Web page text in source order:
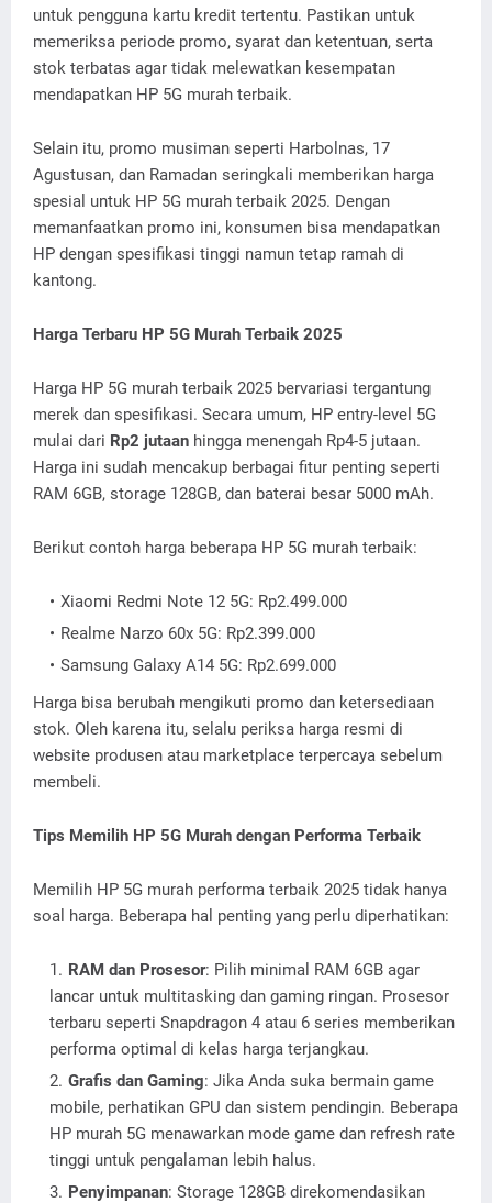
untuk pengguna kartu kredit tertentu. Pastikan untuk
memeriksa periode promo, syarat dan ketentuan, serta
stok terbatas agar tidak melewatkan kesempatan
mendapatkan HP 5G murah terbaik.
Selain itu, promo musiman seperti Harbolnas, 17
Agustusan, dan Ramadan seringkali memberikan harga
spesial untuk HP 5G murah terbaik 2025. Dengan
memanfaatkan promo ini, konsumen bisa mendapatkan
HP dengan spesifikasi tinggi namun tetap ramah di
kantong.
Harga Terbaru HP 5G Murah Terbaik 2025
Harga HP 5G murah terbaik 2025 bervariasi tergantung
merek dan spesifikasi. Secara umum, HP entry-level 5G
mulai dari Rp2 jutaan hingga menengah Rp4-5 jutaan.
Harga ini sudah mencakup berbagai fitur penting seperti
RAM 6GB, storage 128GB, dan baterai besar 5000 mAh.
Berikut contoh harga beberapa HP 5G murah terbaik:
Xiaomi Redmi Note 12 5G: Rp2.499.000
Realme Narzo 60x 5G: Rp2.399.000
Samsung Galaxy A14 5G: Rp2.699.000
Harga bisa berubah mengikuti promo dan ketersediaan
stok. Oleh karena itu, selalu periksa harga resmi di
website produsen atau marketplace terpercaya sebelum
membeli.
Tips Memilih HP 5G Murah dengan Performa Terbaik
Memilih HP 5G murah performa terbaik 2025 tidak hanya
soal harga. Beberapa hal penting yang perlu diperhatikan:
RAM dan Prosesor: Pilih minimal RAM 6GB agar
lancar untuk multitasking dan gaming ringan. Prosesor
terbaru seperti Snapdragon 4 atau 6 series memberikan
performa optimal di kelas harga terjangkau.
Grafis dan Gaming: Jika Anda suka bermain game
mobile, perhatikan GPU dan sistem pendingin. Beberapa
HP murah 5G menawarkan mode game dan refresh rate
tinggi untuk pengalaman lebih halus.
Penyimpanan: Storage 128GB direkomendasikan